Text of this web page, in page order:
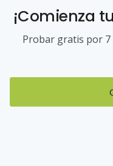
¡Comienza
Probar gratis por 7